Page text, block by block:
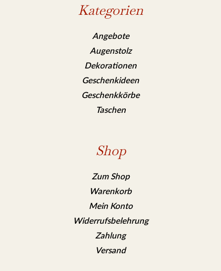
Kategorien
Angebote
Augenstolz
Dekorationen
Geschenkideen
Geschenkkörbe
Taschen
Shop
Zum Shop
Warenkorb
Mein Konto
Widerrufsbelehrung
Zahlung
Versand